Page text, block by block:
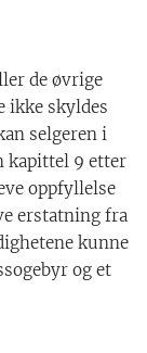
de øvrige
ikke skyldes
selgeren i
kapittel 9 etter
oppfyllelse
erstatning fra
kunne
og et